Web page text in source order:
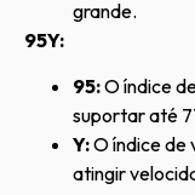
grande.
95Y:
95:O índice
suportar até
Y:O índice de
atingir